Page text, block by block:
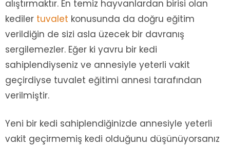
alıştırmaktır. En temiz hayvanlardan birisi olan
kediler tuvalet konusunda da doğru eğitim
verildiğin de sizi asla üzecek bir davranış
sergilemezler. Eğer ki yavru bir kedi
sahiplendiyseniz ve annesiyle yeterli vakit
geçirdiyse tuvalet eğitimi annesi tarafından
verilmiştir.
Yeni bir kedi sahiplendiğinizde annesiyle yeterli
vakit geçirmemiş kedi olduğunu düşünüyorsanız